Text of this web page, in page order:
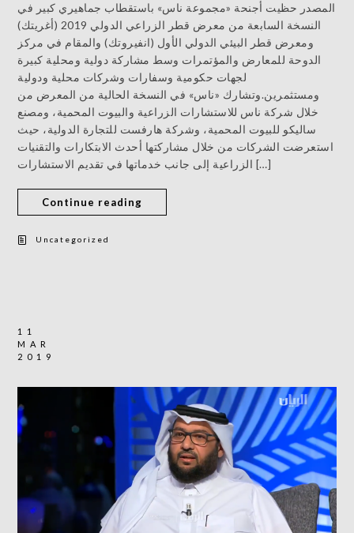
المصدر حظيت أجنحة «مجموعة ناس» باستقطاب جماهيري كبير في
النسخة السابعة من معرض قطر الزراعي الدولي 2019 (أغريتك)
ومعرض قطر البيئي الدولي الأول (انفيروتك) والمقام في مركز
الدوحة للمعارض والمؤتمرات وسط مشاركة دولية ومحلية كبيرة
لجهات حكومية وسفارات وشركات محلية ودولية
ومستثمرين.وتشارك «ناس» في النسخة الحالية من المعرض من
خلال شركة ناس للاستشارات الزراعية والبيوت المحمية، ومصنع
ساليكو للبيوت المحمية، وشركة هارفست للتجارة الدولية، حيث
استعرضت الشركات من خلال مشاركتها أحدث الابتكارات والتقنيات
الزراعية إلى جانب خدماتها في تقديم الاستشارات […]
Continue reading
Uncategorized
11
MAR
2019